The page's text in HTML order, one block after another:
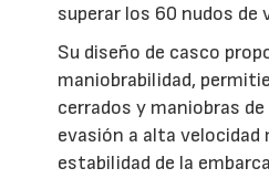
superar los 60 nudos de
Su diseño de casco
maniobrabilidad,
cerrados y maniobras
evasión a alta velocidad
estabilidad de la